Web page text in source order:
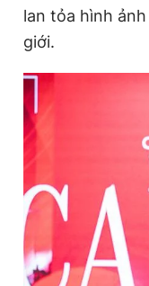
Theo dõi báo trên
Hotline
0906 645 777
Đặt báo Quảng
Tổng biên tập:
Phó tổng biên tập
Phó tổng biên tập:
Phó tổng biên tập:
Tổng thư ký tòa soạn:
lan tỏa hình
giới.